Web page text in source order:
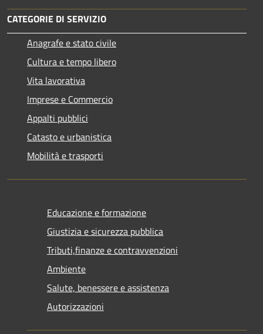
CATEGORIE DI SERVIZIO
Anagrafe e stato civile
Cultura e tempo libero
Vita lavorativa
Imprese e Commercio
Appalti pubblici
Catasto e urbanistica
Mobilità e trasporti
Educazione e formazione
Giustizia e sicurezza pubblica
Tributi,finanze e contravvenzioni
Ambiente
Salute, benessere e assistenza
Autorizzazioni